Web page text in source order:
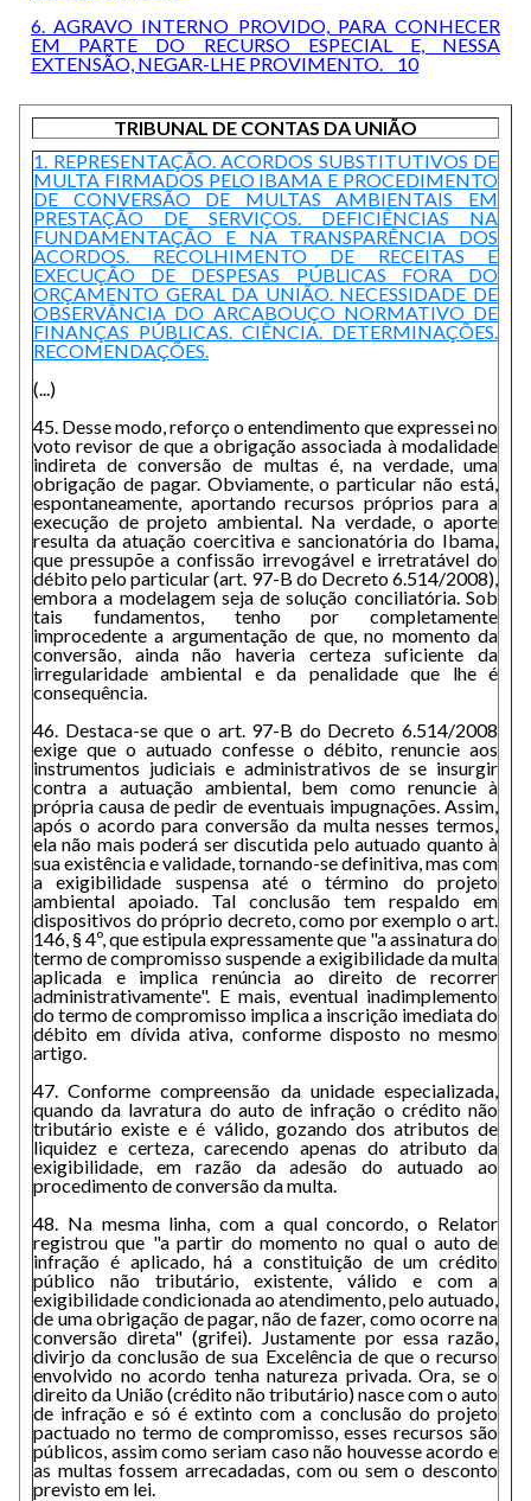
6. AGRAVO INTERNO PROVIDO, PARA CONHECER
EM PARTE DO RECURSO ESPECIAL E, NESSA
EXTENSÃO, NEGAR-LHE PROVIMENTO. 10
TRIBUNAL DE CONTAS DA UNIÃO
1. REPRESENTAÇÃO. ACORDOS SUBSTITUTIVOS DE
MULTA FIRMADOS PELO IBAMA E PROCEDIMENTO
DE CONVERSÃO DE MULTAS AMBIENTAIS EM
PRESTAÇÃO DE SERVIÇOS. DEFICIÊNCIAS NA
FUNDAMENTAÇÃO E NA TRANSPARÊNCIA DOS
ACORDOS. RECOLHIMENTO DE RECEITAS E
EXECUÇÃO DE DESPESAS PÚBLICAS FORA DO
ORÇAMENTO GERAL DA UNIÃO. NECESSIDADE DE
OBSERVÂNCIA DO ARCABOUÇO NORMATIVO DE
FINANÇAS PÚBLICAS. CIÊNCIA. DETERMINAÇÕES.
RECOMENDAÇÕES.
(...)
45. Desse modo, reforço o entendimento que expressei no
voto revisor de que a obrigação associada à modalidade
indireta de conversão de multas é, na verdade, uma
obrigação de pagar. Obviamente, o particular não está,
espontaneamente, aportando recursos próprios para a
execução de projeto ambiental. Na verdade, o aporte
resulta da atuação coercitiva e sancionatória do Ibama,
que pressupõe a confissão irrevogável e irretratável do
débito pelo particular (art. 97-B do Decreto 6.514/2008),
embora a modelagem seja de solução conciliatória. Sob
tais fundamentos, tenho por completamente
improcedente a argumentação de que, no momento da
conversão, ainda não haveria certeza suficiente da
irregularidade ambiental e da penalidade que lhe é
consequência.
46. Destaca-se que o art. 97-B do Decreto 6.514/2008
exige que o autuado confesse o débito, renuncie aos
instrumentos judiciais e administrativos de se insurgir
contra a autuação ambiental, bem como renuncie à
própria causa de pedir de eventuais impugnações. Assim,
após o acordo para conversão da multa nesses termos,
ela não mais poderá ser discutida pelo autuado quanto à
sua existência e validade, tornando-se definitiva, mas com
a exigibilidade suspensa até o término do projeto
ambiental apoiado. Tal conclusão tem respaldo em
dispositivos do próprio decreto, como por exemplo o art.
146, § 4º, que estipula expressamente que "a assinatura do
termo de compromisso suspende a exigibilidade da multa
aplicada e implica renúncia ao direito de recorrer
administrativamente". E mais, eventual inadimplemento
do termo de compromisso implica a inscrição imediata do
débito em dívida ativa, conforme disposto no mesmo
artigo.
47. Conforme compreensão da unidade especializada,
quando da lavratura do auto de infração o crédito não
tributário existe e é válido, gozando dos atributos de
liquidez e certeza, carecendo apenas do atributo da
exigibilidade, em razão da adesão do autuado ao
procedimento de conversão da multa.
48. Na mesma linha, com a qual concordo, o Relator
registrou que "a partir do momento no qual o auto de
infração é aplicado, há a constituição de um crédito
público não tributário, existente, válido e com a
exigibilidade condicionada ao atendimento, pelo autuado,
de uma obrigação de pagar, não de fazer, como ocorre na
conversão direta" (grifei). Justamente por essa razão,
divirjo da conclusão de sua Excelência de que o recurso
envolvido no acordo tenha natureza privada. Ora, se o
direito da União (crédito não tributário) nasce com o auto
de infração e só é extinto com a conclusão do projeto
pactuado no termo de compromisso, esses recursos são
públicos, assim como seriam caso não houvesse acordo e
as multas fossem arrecadadas, com ou sem o desconto
previsto em lei.